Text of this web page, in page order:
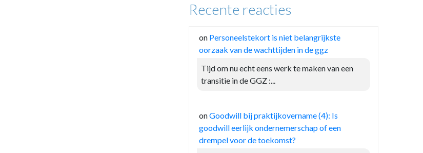
Recente reacties
on Personeelstekort is niet belangrijkste
oorzaak van de wachttijden in de ggz
Tijd om nu echt eens werk te maken van een
transitie in de GGZ :...
onGoodwill bij praktijkovername (4): Is
goodwill eerlijk ondernemerschap of een
drempel voor de toekomst?